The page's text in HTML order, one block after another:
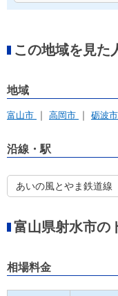
この地域を見た
地域
富山市 高岡市 砺波市
沿線・駅
あいの風とやま鉄道線
富山県射水市の
相場料金